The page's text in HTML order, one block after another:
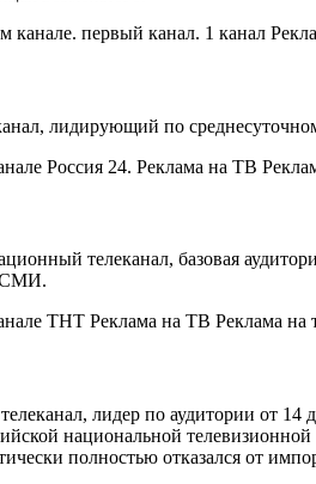
лидирующий по
телеканал, базовая
СМИ.
лидер по аудитории от 14
национальной
полностью отказался от